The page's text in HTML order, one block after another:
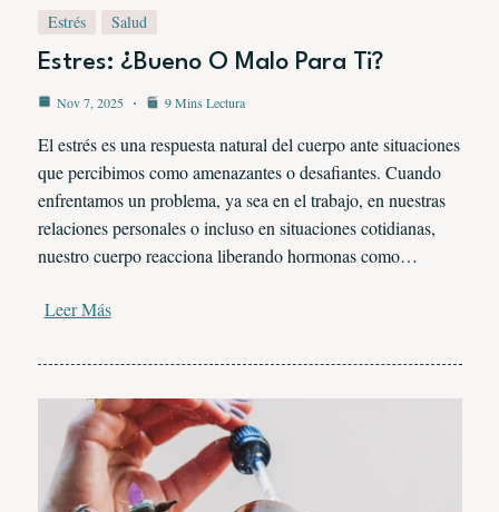
Estrés Salud
Estres: ¿Bueno O Malo Para Ti?
Nov 7, 2025 9 Mins Lectura
El estrés es una respuesta natural del cuerpo ante situaciones
que percibimos como amenazantes o desafiantes. Cuando
enfrentamos un problema, ya sea en el trabajo, en nuestras
relaciones personales o incluso en situaciones cotidianas,
nuestro cuerpo reacciona liberando hormonas como…
Leer Más